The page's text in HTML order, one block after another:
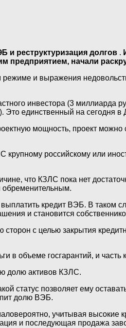
и реструктуризация долгов .
предприятием, начали
и выражения
инвестора (3 миллиарда
единственный на сегодня
мощность, проект
российскому или
что КЗЛС пока нет
обременительным.
кредит ВЭБ. В таком
и становится
с целью закрытия
объеме госгарантий, и часть
долю активов КЗЛС.
статус позволяет ему
долю ВЭБ.
учитывая высокие
и последующая продажа